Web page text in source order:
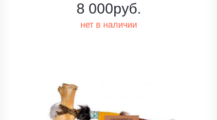
8 000руб.
нет в наличии